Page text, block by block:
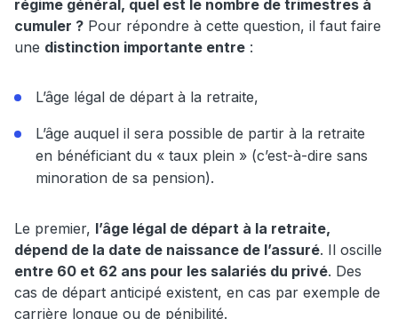
régime général, quel est le nombre de trimestres à
cumuler ? Pour répondre à cette question, il faut faire
une distinction importante entre :
L’âge légal de départ à la retraite,
L’âge auquel il sera possible de partir à la retraite
en bénéficiant du « taux plein » (c’est-à-dire sans
minoration de sa pension).
Le premier, l’âge légal de départ à la retraite,
dépend de la date de naissance de l’assuré. Il oscille
entre 60 et 62 ans pour les salariés du privé. Des
cas de départ anticipé existent, en cas par exemple de
carrière longue ou de pénibilité.